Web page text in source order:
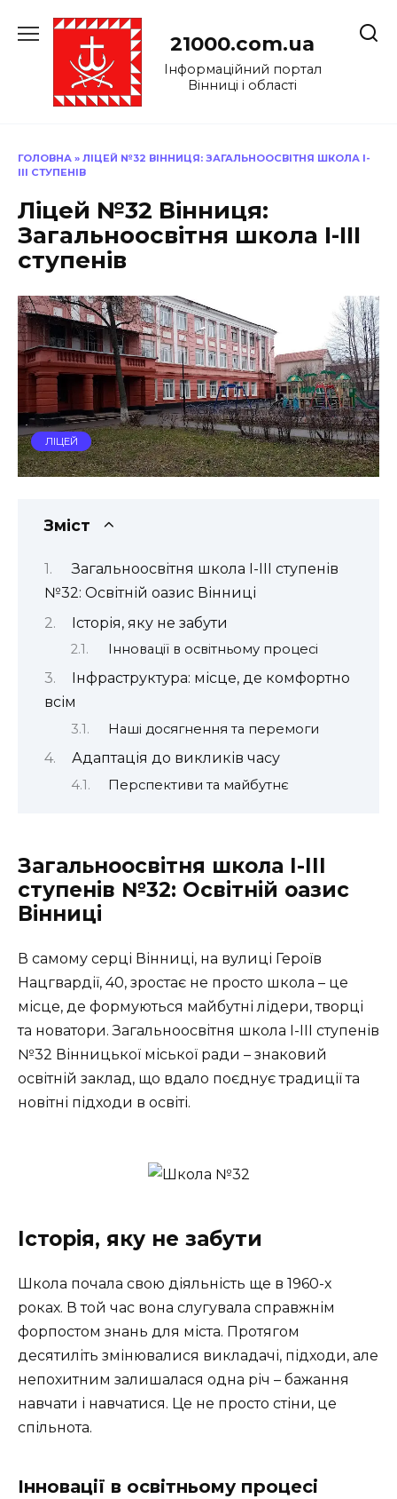
до
21000.com.ua
Інформаційний портал
Вінниці і області
ГОЛОВНА » ЛІЦЕЙ №32 ВІННИЦЯ: ЗАГАЛЬНООСВІТНЯ ШКОЛА І-
ІІІ СТУПЕНІВ
Ліцей №32 Вінниця:
Загальноосвітня школа І-ІІІ
ступенів
ЛІЦЕЙ
Зміст
Загальноосвітня школа І-ІІІ ступенів
№32: Освітній оазис Вінниці
Історія, яку не забути
Інновації в освітньому процесі
Інфраструктура: місце, де комфортно
всім
Наші досягнення та перемоги
Адаптація до викликів часу
Перспективи та майбутнє
Загальноосвітня школа І-ІІІ
ступенів №32: Освітній оазис
Вінниці
В самому серці Вінниці, на вулиці Героїв
Нацгвардії, 40, зростає не просто школа – це
місце, де формуються майбутні лідери, творці
та новатори. Загальноосвітня школа І-ІІІ ступенів
№32 Вінницької міської ради – знаковий
освітній заклад, що вдало поєднує традиції та
новітні підходи в освіті.
Історія, яку не забути
Школа почала свою діяльність ще в 1960-х
роках. В той час вона слугувала справжнім
форпостом знань для міста. Протягом
десятиліть змінювалися викладачі, підходи, але
непохитним залишалася одна річ – бажання
навчати і навчатися. Це не просто стіни, це
спільнота.
Інновації в освітньому процесі